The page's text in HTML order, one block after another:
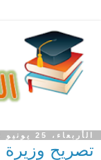
الأربعاء، 25 يونيو 2014
تصريح وزيرة